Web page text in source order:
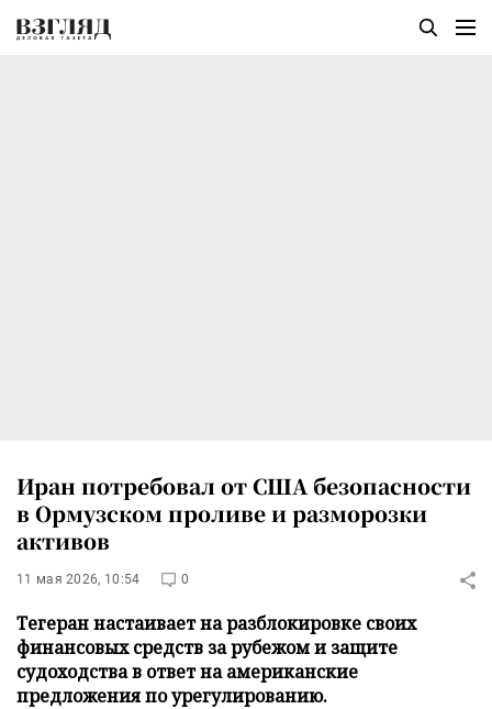
Иран потребовал от США безопасности
в Ормузском проливе и разморозки
активов
11 мая 2026, 10:54 0
Тегеран настаивает на разблокировке своих
финансовых средств за рубежом и защите
судоходства в ответ на американские
предложения по урегулированию.